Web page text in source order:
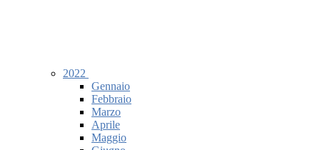
2022
Gennaio
Febbraio
Marzo
Aprile
Maggio